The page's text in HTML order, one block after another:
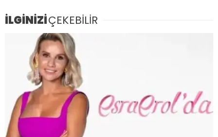
İLGİNİZİÇEKEBİLİR